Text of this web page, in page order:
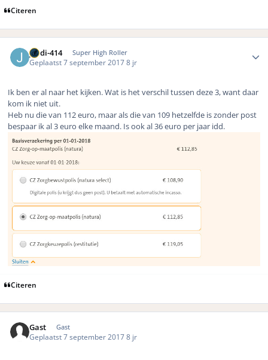
Citeren
jordi-414 Super High Roller
Geplaatst7 september 20178 jr
Ik ben er al naar het kijken. Wat is het verschil tussen deze 3, want daar
kom ik niet uit.
Heb nu die van 112 euro, maar als die van 109 hetzelfde is zonder post
bespaar ik al 3 euro elke maand. Is ook al 36 euro per jaar idd.
Citeren
Gast Gast
Geplaatst7 september 20178 jr